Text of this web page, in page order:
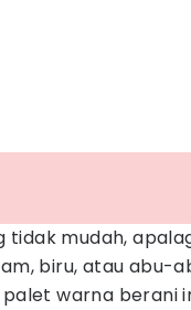
tidak mudah,
biru, atau abu-
warna berani